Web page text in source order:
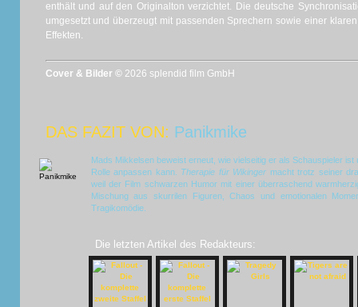
enthält und auf den Originalton verzichtet. Die deutsche
umgesetzt und überzeugt mit passenden Sprechern sowie einer
Effekten.
Cover & Bilder © 2026 splendid film GmbH
DAS FAZIT VON: Panikmike
Mads Mikkelsen beweist erneut, wie vielseitig er als Schauspieler
Rolle anpassen kann. Therapie für Wikinger macht trotz seiner
weil der Film schwarzen Humor mit einer überraschend
Mischung aus skurrilen Figuren, Chaos und emotionalen
Tragikomödie.
Die letzten Artikel des Redakteurs: